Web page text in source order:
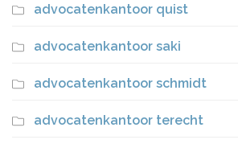
advocatenkantoor quist
advocatenkantoor saki
advocatenkantoor schmidt
advocatenkantoor terecht